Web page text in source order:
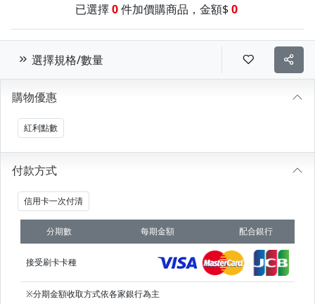
已選擇 0 件加價購商品，金額$ 0
選擇規格/數量
購物優惠
紅利點數
付款方式
信用卡一次付清
分期數 每期金額 配合銀行
接受刷卡卡種
※分期金額收取方式依各家銀行為主